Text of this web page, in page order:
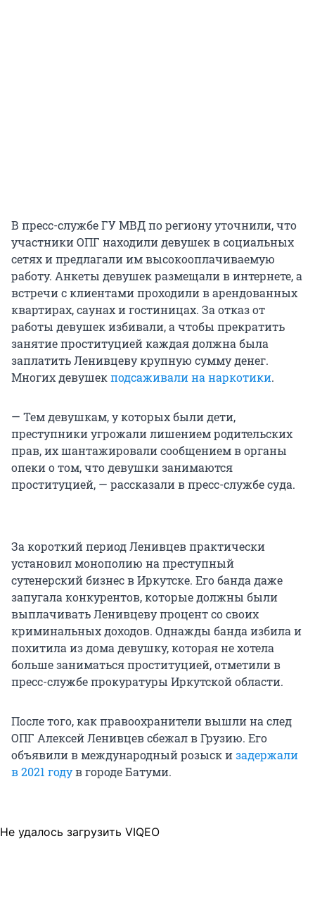
В пресс-службе ГУ МВД по региону уточнили, что
участники ОПГ находили девушек в социальных
сетях и предлагали им высокооплачиваемую
работу. Анкеты девушек размещали в интернете, а
встречи с клиентами проходили в арендованных
квартирах, саунах и гостиницах. За отказ от
работы девушек избивали, а чтобы прекратить
занятие проституцией каждая должна была
заплатить Ленивцеву крупную сумму денег.
Многих девушекподсаживали на наркотики.
— Тем девушкам, у которых были дети,
преступники угрожали лишением родительских
прав, их шантажировали сообщением в органы
опеки о том, что девушки занимаются
проституцией, — рассказали в пресс-службе суда.
За короткий период Ленивцев практически
установил монополию на преступный
сутенерский бизнес в Иркутске. Его банда даже
запугала конкурентов, которые должны были
выплачивать Ленивцеву процент со своих
криминальных доходов. Однажды банда избила и
похитила из дома девушку, которая не хотела
больше заниматься проституцией, отметили в
пресс-службе прокуратуры Иркутской области.
После того, как правоохранители вышли на след
ОПГ Алексей Ленивцев сбежал в Грузию. Его
объявили в международный розыск изадержали
в 2021 годув городе Батуми.
Не удалось загрузить VIQEO